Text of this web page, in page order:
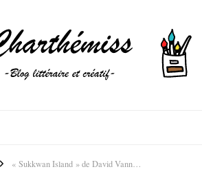
« Sukkwan Island » de David Vann…